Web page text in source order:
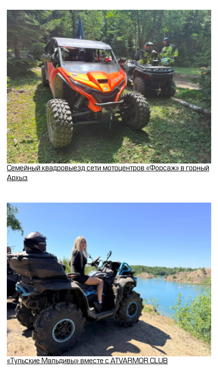
Семейный квадровыезд сети мотоцентров «Форсаж» в горный
Архыз
«Тульские Мальдивы» вместе с ATVARMOR CLUB